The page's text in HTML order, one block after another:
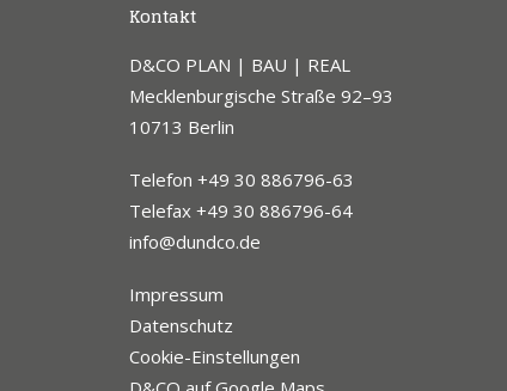
Kontakt
D&CO PLAN | BAU | REAL
Mecklenburgische Straße 92–93
10713 Berlin
Telefon +49 30 886796-63
Telefax +49 30 886796-64
info@dundco.de
Impressum
Datenschutz
Cookie-Einstellungen